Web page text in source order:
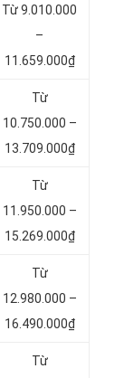
Từ 9.010.000
–
11.659.000₫
Từ
10.750.000 –
13.709.000₫
Từ
11.950.000 –
15.269.000₫
Từ
12.980.000 –
16.490.000₫
Từ